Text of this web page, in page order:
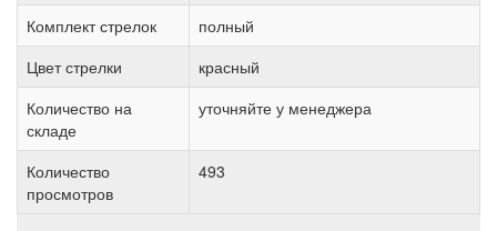
Комплект стрелок
полный
Цвет стрелки
красный
Количество на
складе
уточняйте у менеджера
Количество
просмотров
493